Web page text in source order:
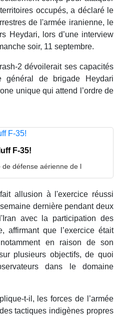
occupés, a déclaré le
de l'armée iranienne, le
Heydari, lors d’une interview
soir, 11 septembre.
2 dévoilerait ses capacités
général de brigade Heydari
unique qui attend l’ordre de
F-35!
défense aérienne de l
allusion à l'exercice réussi
dernière pendant deux
avec la participation des
affirmant que l’exercice était
en raison de son
plusieurs objectifs, de quoi
dans le domaine
t-il, les forces de l’armée
tactiques indigènes propres